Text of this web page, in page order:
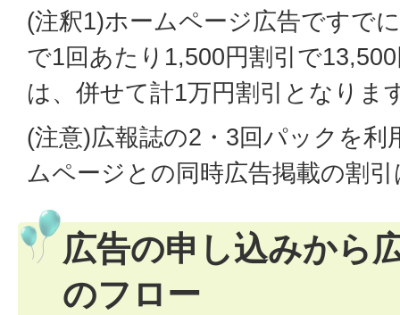
(注釈1)ホームページ広告ですで
で1回あたり1,500円割引で
は、併せて計1万円割引となりま
(注意)広報誌の2・3回パックを利
ムページとの同時広告掲載の割
広告の申し込みから
のフロー